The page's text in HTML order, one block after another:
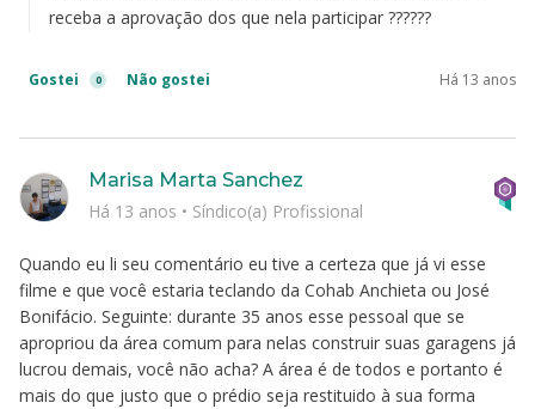
receba a aprovação dos que nela participar ??????
Gostei 0 Não gostei Há 13 anos
Quando eu li seu comentário eu tive a certeza que já vi esse
filme e que você estaria teclando da Cohab Anchieta ou José
Bonifácio. Seguinte: durante 35 anos esse pessoal que se
apropriou da área comum para nelas construir suas garagens já
lucrou demais, você não acha? A área é de todos e portanto é
mais do que justo que o prédio seja restituido à sua forma
Marisa Marta Sanchez
Há 13 anos • Síndico(a) Profissional